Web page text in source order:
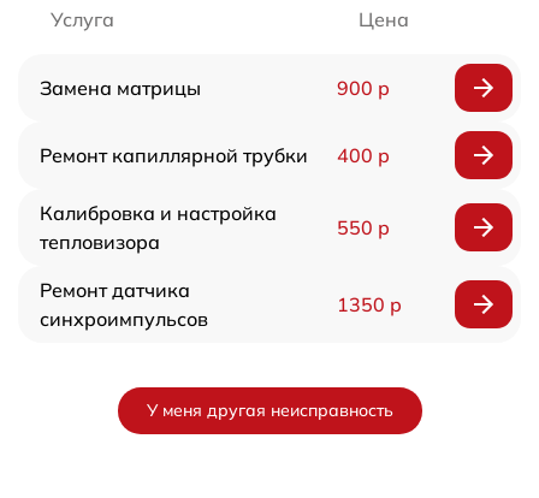
Услуга Цена
Замена матрицы 900 р
Ремонт капиллярной трубки 400 р
Калибровка и настройка
тепловизора
550 р
Ремонт датчика
синхроимпульсов
1350 р
У меня другая неисправность